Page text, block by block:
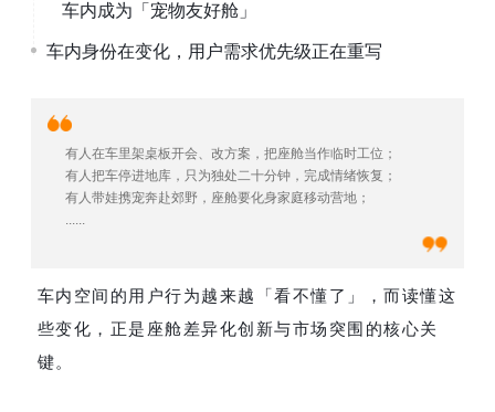
车内成为「宠物友好舱」
车内身份在变化，用户需求优先级正在重写
有人在车里架桌板开会、改方案，把座舱当作临时工位；
有人把车停进地库，只为独处二十分钟，完成情绪恢复；
有人带娃携宠奔赴郊野，座舱要化身家庭移动营地；
车内空间的用户行为越来越「看不懂了」，而读懂这
些变化，正是座舱差异化创新与市场突围的核心关
键。